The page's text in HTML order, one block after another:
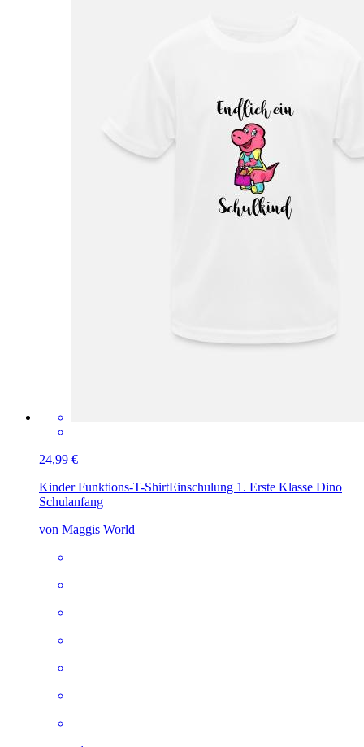
24,99 €
Kinder Funktions-T-ShirtEinschulung 1. Erste Klasse Dino
Schulanfang
von Maggis World